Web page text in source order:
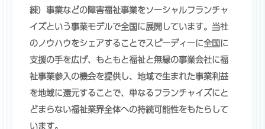
練）事業などの障害福祉事業をソーシャルフランチャ
イズという事業モデルで全国に展開しています。当社
のノウハウをシェアすることでスピーディーに全国に
支援の手を広げ、もともと福祉と無縁の事業会社に福
祉事業参入の機会を提供し、地域で生まれた事業利益
を地域に還元することで、単なるフランチャイズにと
どまらない福祉業界全体への持続可能性をもたらして
います。